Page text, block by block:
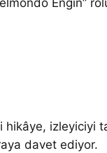
Engin”
izleyiciyi
davet ediyor.